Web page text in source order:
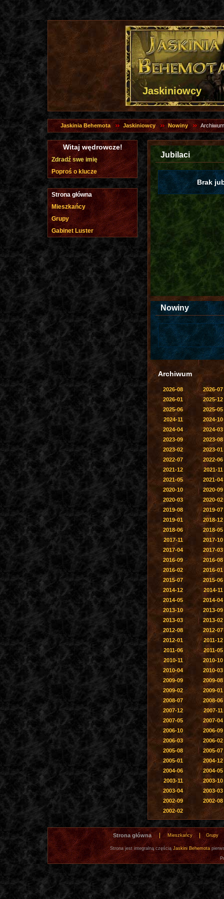
Jaskiniowcy
Jaskinia Behemota Jaskiniowcy Nowiny
Jubilaci
Brak
Nowiny
Archiwum
2026-08
2026-07
2026-01
2025-12
2025-06
2025-05
2024-11
2024-10
2024-04
2024-03
2023-09
2023-08
2023-02
2023-01
2022-07
2022-06
2021-12
2021-11
2021-05
2021-04
2020-10
2020-09
2020-03
2020-02
2019-08
2019-07
2019-01
2018-12
2018-06
2018-05
2017-11
2017-10
2017-04
2017-03
2016-09
2016-08
2016-02
2016-01
2015-07
2015-06
2014-12
2014-11
2014-05
2014-04
2013-10
2013-09
2013-03
2013-02
2012-08
2012-07
2012-01
2011-12
2011-06
2011-05
2010-11
2010-10
2010-04
2010-03
2009-09
2009-08
2009-02
2009-01
2008-07
2008-06
2007-12
2007-11
2007-05
2007-04
2006-10
2006-09
2006-03
2006-02
2005-08
2005-07
2005-01
2004-12
2004-06
2004-05
2003-11
2003-10
2003-04
2003-03
2002-09
2002-08
2002-02
Witaj wędrowcze!
Zdradź swe imię
Poproś o klucze
Strona główna
Mieszkańcy
Grupy
Gabinet Luster
Strona główna Mieszkańcy Grupy
Strona jest integralną częścią Jaskini Behemota